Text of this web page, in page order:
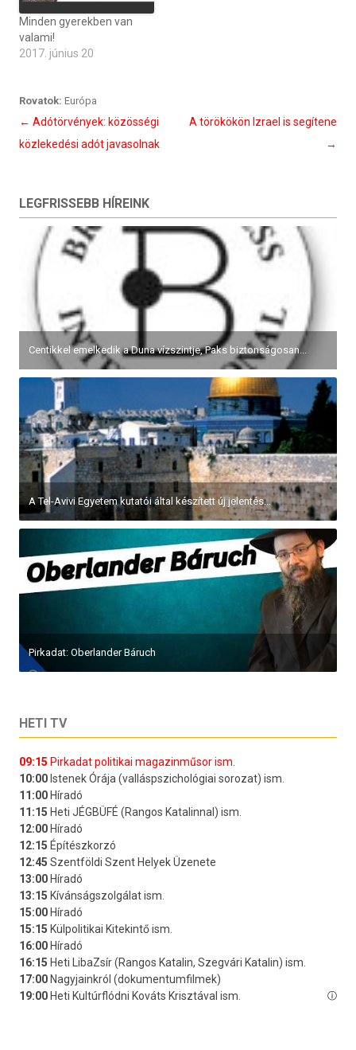
Minden gyerekben van
valami!
2017. június 20
Rovatok: Európa
Bejegyzés
navigáció
← Adótörvények: közösségi
közlekedési adót javasolnak
A törökökön Izrael is segítene
→
LEGFRISSEBB HÍREINK
Centikkel emelkedik a Duna vízszintje, Paks biztonságosan...
A Tel-Avivi Egyetem kutatói által készített új jelentés...
Pirkadat: Oberlander Báruch
HETI TV